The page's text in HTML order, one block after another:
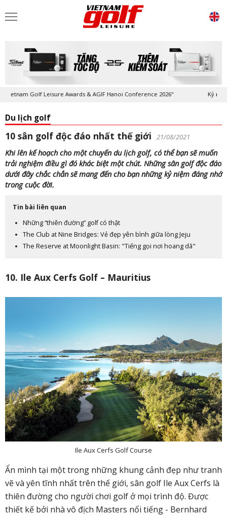
Awards & AGIF Hanoi Conference 2026" Kỷ niệm 20 năm Tạp chí
Du lịch golf
10 sân golf độc đáo nhất thế giới 21/08/2021
Khi lên kế hoạch cho một chuyến du lịch golf, có thể bạn sẽ muốn
trải nghiệm điều gì đó khác biệt một chút. Những sân golf độc đáo
dưới đây chắc chắn sẽ mang đến cho bạn những kỷ niệm đáng nhớ
trong cuộc đời.
Tin bài liên quan
Những “thiên đường” golf có thật
The Club at Nine Bridges: Vẻ đẹp yên bình giữa lòng Jeju
The Reserve at Moonlight Basin: "Tiếng gọi nơi hoang dã"
10. Ile Aux Cerfs Golf – Mauritius
Ile Aux Cerfs Golf Course
Ẩn mình tại một trong những khung cảnh đẹp như tranh
vẽ và yên tĩnh nhất trên thế giới, sân golf Ile Aux Cerfs là
thiên đường cho người chơi golf ở mọi trình độ. Được
thiết kế bởi nhà vô địch Masters nổi tiếng - Bernhard